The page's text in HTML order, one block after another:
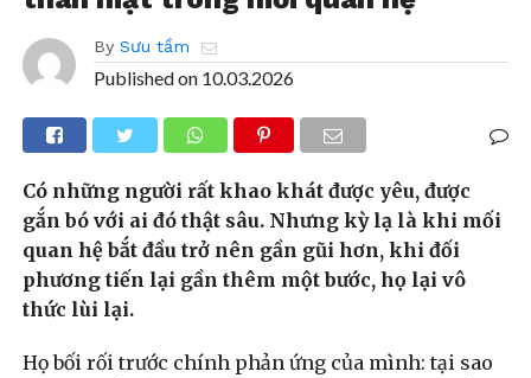
By Sưu tầm
Published on 10.03.2026
Có những người rất khao khát được yêu, được
gắn bó với ai đó thật sâu. Nhưng kỳ lạ là khi mối
quan hệ bắt đầu trở nên gần gũi hơn, khi đối
phương tiến lại gần thêm một bước, họ lại vô
thức lùi lại.
Họ bối rối trước chính phản ứng của mình: tại sao